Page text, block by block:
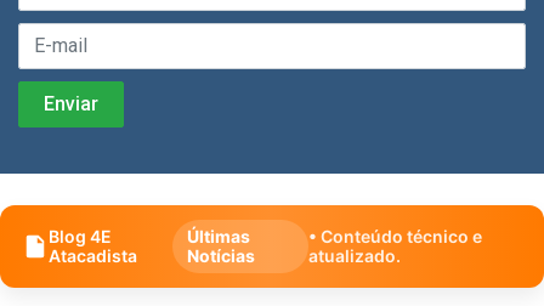
Blog 4E
Atacadista
Últimas
Notícias
• Conteúdo técnico e
atualizado.